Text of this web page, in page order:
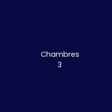
Chambres
3